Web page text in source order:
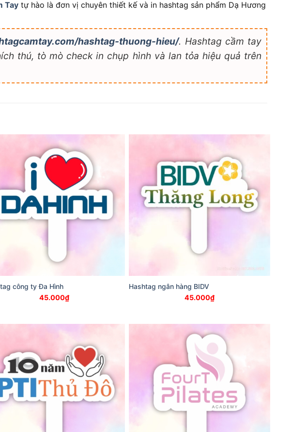
Tay tự hào là đơn vị chuyên thiết kế và in hashtag sản phẩm Dạ Hương
hashtag-thuong-hieu/. Hashtag cầm tay
thú, tò mò check in chụp hình và lan tỏa hiệu quả trên
công ty Đa Hình
45.000₫
Hashtag ngân hàng BIDV
45.000₫